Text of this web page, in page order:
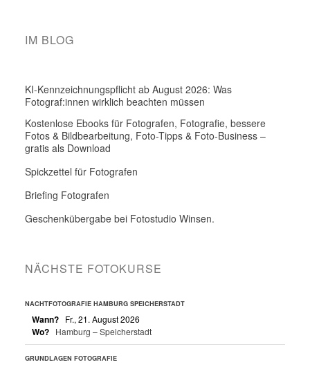
IM BLOG
KI-Kennzeichnungspflicht ab August 2026: Was
Fotograf:innen wirklich beachten müssen
Kostenlose Ebooks für Fotografen, Fotografie, bessere
Fotos & Bildbearbeitung, Foto-Tipps & Foto-Business –
gratis als Download
Spickzettel für Fotografen
Briefing Fotografen
Geschenkübergabe bei Fotostudio Winsen.
NÄCHSTE FOTOKURSE
NACHTFOTOGRAFIE HAMBURG SPEICHERSTADT
Wann? Fr., 21. August 2026
Wo? Hamburg – Speicherstadt
GRUNDLAGEN FOTOGRAFIE